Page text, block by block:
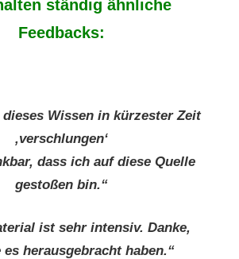
ständig ähnliche
Feedbacks:
dieses Wissen in kürzester Zeit
‚verschlungen‘
dass ich auf diese Quelle
gestoßen bin.“
ist sehr intensiv. Danke,
es herausgebracht haben.“